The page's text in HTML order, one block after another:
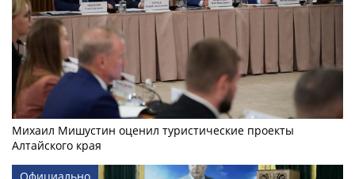
Михаил Мишустин оценил туристические проекты
Алтайского края